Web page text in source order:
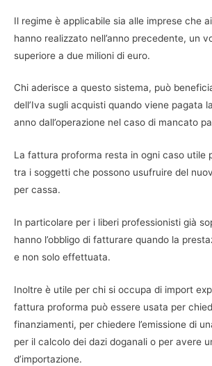
Il regime è applicabile sia alle imprese che
hanno realizzato nell’anno precedente, un
superiore a due milioni di euro.
Chi aderisce a questo sistema, può
dell’Iva sugli acquisti quando viene pagata
anno dall’operazione nel caso di mancato
La fattura proforma resta in ogni caso utile
tra i soggetti che possono usufruire del
per cassa.
In particolare per i liberi professionisti già
hanno l’obbligo di fatturare quando la
e non solo effettuata.
Inoltre è utile per chi si occupa di import
fattura proforma può essere usata per
finanziamenti, per chiedere l’emissione di
per il calcolo dei dazi doganali o per avere
d’importazione.